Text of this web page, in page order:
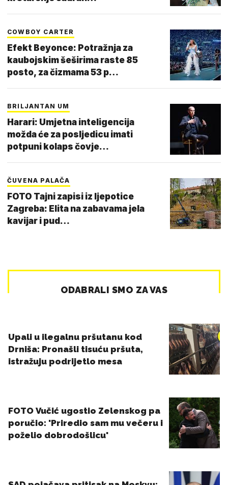
COWBOY CARTER
Efekt Beyonce: Potražnja za
kaubojskim šeširima raste 85
posto, za čizmama 53 p…
BRILJANTAN UM
Harari: Umjetna inteligencija
možda će za posljedicu imati
potpuni kolaps čovje…
ČUVENA PALAČA
FOTO Tajni zapisi iz ljepotice
Zagreba: Elita na zabavama jela
kavijar i pud…